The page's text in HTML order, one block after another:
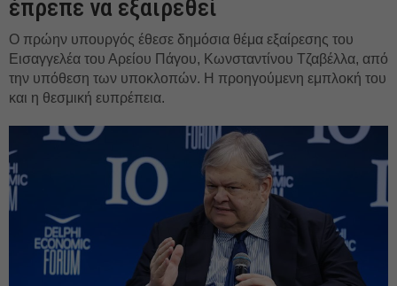
έπρεπε να εξαιρεθεί
Ο πρώην υπουργός έθεσε δημόσια θέμα εξαίρεσης του
Εισαγγελέα του Αρείου Πάγου, Κωνσταντίνου Τζαβέλλα, από
την υπόθεση των υποκλοπών. Η προηγούμενη εμπλοκή του
και η θεσμική ευπρέπεια.